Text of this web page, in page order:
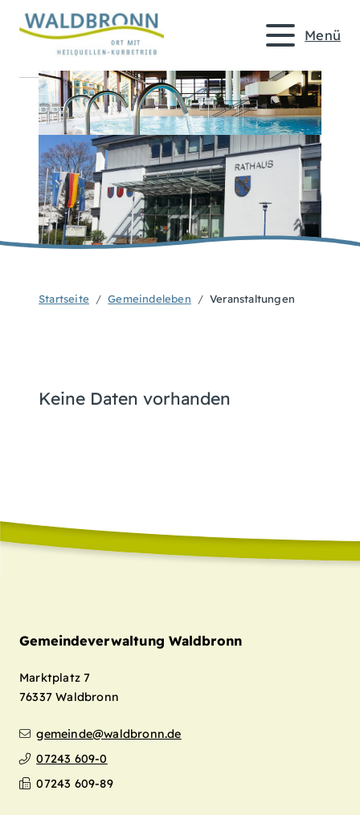
Menü
Startseite Gemeindeleben Veranstaltungen
Keine Daten vorhanden
Gemeindeverwaltung Waldbronn
Marktplatz 7
76337 Waldbronn
gemeinde@waldbronn.de
07243 609-0
07243 609-89